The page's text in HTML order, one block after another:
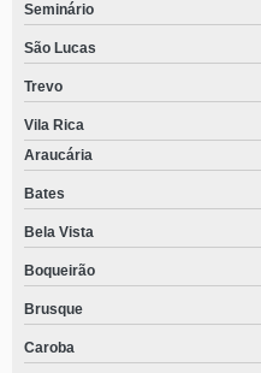
Seminário
São Lucas
Trevo
Vila Rica
Araucária
Bates
Bela Vista
Boqueirão
Brusque
Caroba